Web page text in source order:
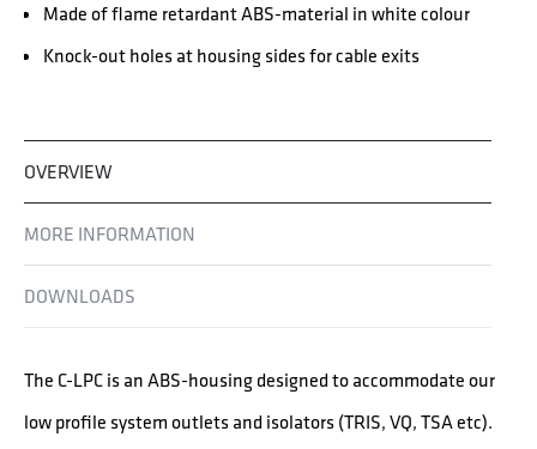
Made of flame retardant ABS-material in white colour
Knock-out holes at housing sides for cable exits
OVERVIEW
MORE INFORMATION
DOWNLOADS
The C-LPC is an ABS-housing designed to accommodate our
low profile system outlets and isolators (TRIS, VQ, TSA etc).